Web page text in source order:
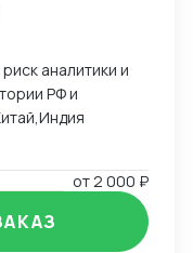
аналитики и
РФ и
от2 000 ₽